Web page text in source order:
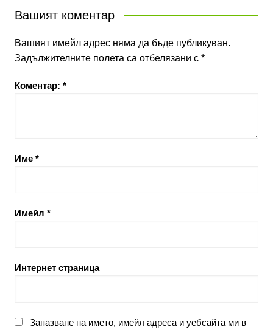
Вашият коментар
Вашият имейл адрес няма да бъде публикуван.
Задължителните полета са отбелязани с *
Коментар: *
Име *
Имейл *
Интернет страница
Запазване на името, имейл адреса и уебсайта ми в